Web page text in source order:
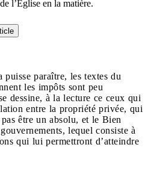
l’Église en la matière.
puisse paraître, les textes du
les impôts sont peu
dessine, à la lecture ce ceux qui
entre la propriété privée, qui
être un absolu, et le Bien
lequel consiste à
qui lui permettront d’atteindre